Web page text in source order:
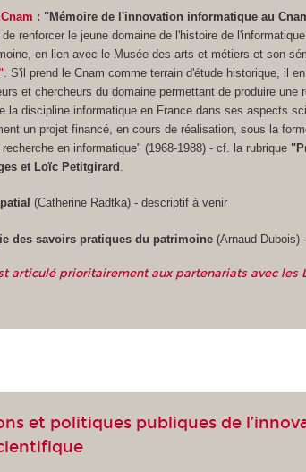
: "Mémoire de l'innovation informatique au
de renforcer le jeune domaine de l'histoire de
en lien avec le Musée des arts et métiers et son
. S'il prend le Cnam comme terrain d'étude historique, il
et chercheurs du domaine permettant de produire une
la discipline informatique en France dans ses aspects
un projet financé, en cours de réalisation, sous la
recherche en informatique" (1968-1988) - cf. la rubrique
et Loïc Petitgirard
(Catherine Radtka) - descriptif à venir
des savoirs pratiques du patrimoine (Arnaud Dubois)
articulé prioritairement aux partenariats avec les
et politiques publiques de